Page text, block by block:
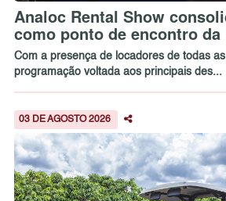
Analoc Rental Show
como ponto de encontro da
Com a presença de locadores de todas
programação voltada aos principais des...
03 DE AGOSTO 2026